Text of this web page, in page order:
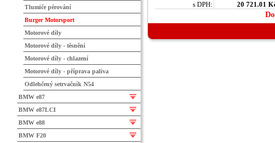
s DPH:
20 721.01
Tlumiče pérování
Burger Motorsport
Motorové díly
Motorové díly - těsnění
Motorové díly - chlazení
Motorové díly - příprava paliva
Odlehčený setrvačník N54
BMW e87
BMW e87LCI
BMW e88
BMW F20